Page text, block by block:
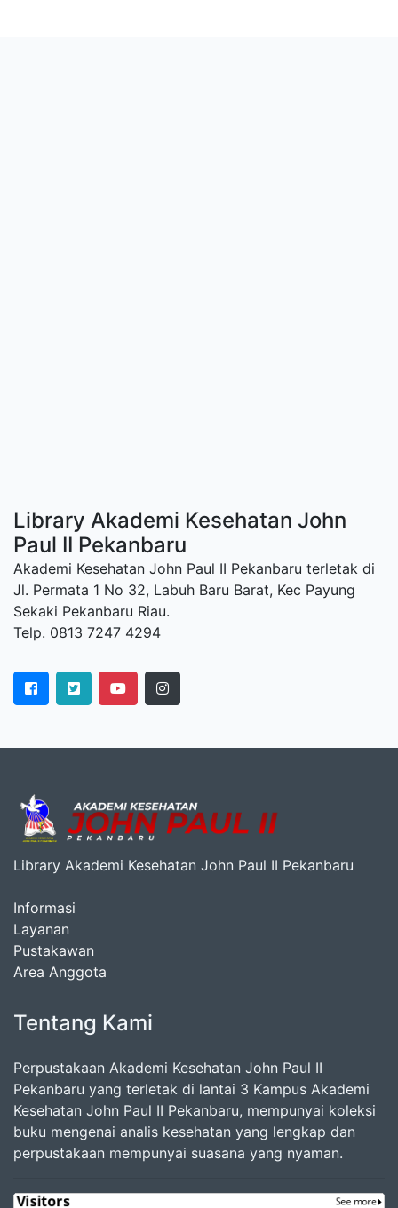
Library Akademi Kesehatan John
Paul II Pekanbaru
Akademi Kesehatan John Paul II Pekanbaru terletak di
Jl. Permata 1 No 32, Labuh Baru Barat, Kec Payung
Sekaki Pekanbaru Riau.
Telp. 0813 7247 4294
Library Akademi Kesehatan John Paul II Pekanbaru
Informasi
Layanan
Pustakawan
Area Anggota
Tentang Kami
Perpustakaan Akademi Kesehatan John Paul II
Pekanbaru yang terletak di lantai 3 Kampus Akademi
Kesehatan John Paul II Pekanbaru, mempunyai koleksi
buku mengenai analis kesehatan yang lengkap dan
perpustakaan mempunyai suasana yang nyaman.